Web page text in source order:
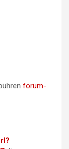
forum-